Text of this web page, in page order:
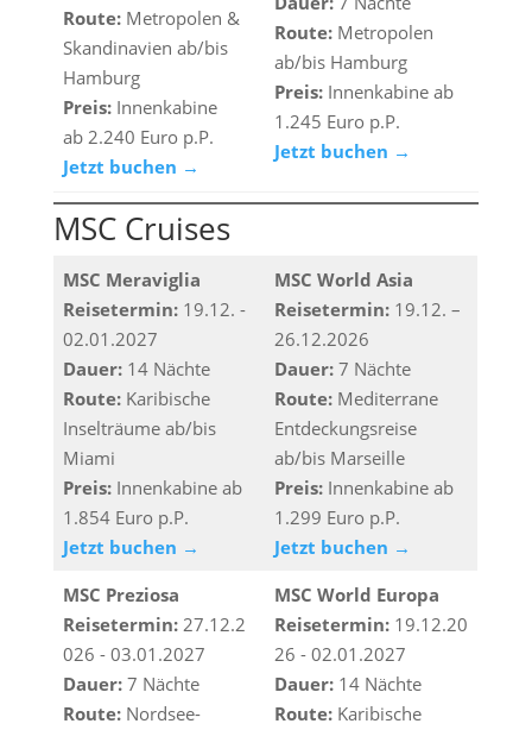
Route: Metropolen &
Skandinavien ab/bis
Hamburg
Preis: Innenkabine
ab 2.240 Euro p.P.
Jetzt buchen →
Route: Metropolen
ab/bis Hamburg
Preis: Innenkabine ab
1.245 Euro p.P.
Jetzt buchen →
MSC Cruises
MSC Meraviglia
Reisetermin: 19.12. -
02.01.2027
Dauer: 14 Nächte
Route: Karibische
Inselträume ab/bis
Miami
Preis: Innenkabine ab
1.854 Euro p.P.
Jetzt buchen →
MSC World Asia
Reisetermin: 19.12. –
26.12.2026
Dauer: 7 Nächte
Route: Mediterrane
Entdeckungsreise
ab/bis Marseille
Preis: Innenkabine ab
1.299 Euro p.P.
Jetzt buchen →
MSC Preziosa
Reisetermin: 27.12.2
026 - 03.01.2027
Dauer: 7 Nächte
Route: Nordsee-
MSC World Europa
Reisetermin: 19.12.20
26 - 02.01.2027
Dauer: 14 Nächte
Route: Karibische